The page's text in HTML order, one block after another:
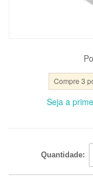
Compre 3
Seja a
Quantidade: